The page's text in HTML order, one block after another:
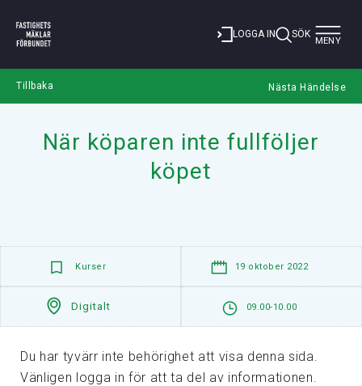
LOGGA IN SÖK Toggle
MENY
Tillbaka Nästa Händelse
När köparen inte fullföljer
köpet
Kurser 19 oktober 2022
Digitalt 09.00-10.00
Du har tyvärr inte behörighet att visa denna sida.
Vänligen logga in för att ta del av informationen.